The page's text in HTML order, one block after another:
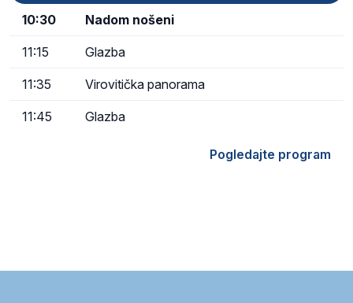
10:30 Nadom nošeni
11:15 Glazba
11:35 Virovitička panorama
11:45 Glazba
Pogledajte program